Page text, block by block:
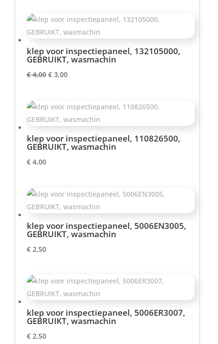
klep voor inspectiepaneel, 132105000,
GEBRUIKT, wasmachin
€4,00 Oorspronkelijke
€ 4,00.
€ 3,00Huidige
€ 3,00.
klep voor inspectiepaneel, 110826500,
GEBRUIKT, wasmachin
€ 4,00
klep voor inspectiepaneel, 5006EN3005,
GEBRUIKT, wasmachin
€ 2,50
klep voor inspectiepaneel, 5006ER3007,
GEBRUIKT, wasmachin
€ 2,50